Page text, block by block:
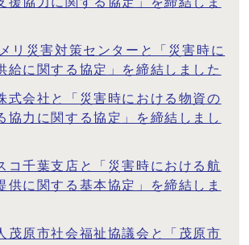
リ災害対策センターと「災害時に
給に関する協定」を締結しました
式会社と「災害時における物資の
協力に関する協定」を締結しまし
コ千葉支店と「災害時における航
供に関する基本協定」を締結しま
茂原市社会福祉協議会と「茂原市